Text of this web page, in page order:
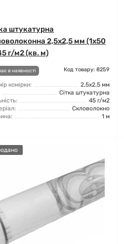
штукатурна
2,5x2,5 мм (1x50
г/м2 (кв. м)
в наявності Код товару: 8259
комірки:
2,5х2,5 мм
Сітка штукатурна
45 г/м2
Скловолокно
1 м